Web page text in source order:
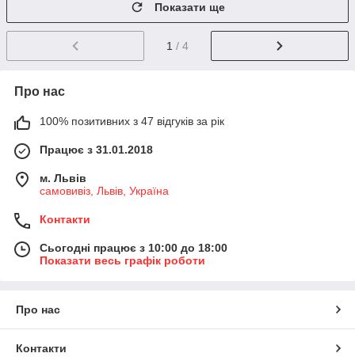
Показати ще
1 / 4
Про нас
100% позитивних з 47 відгуків за рік
Працює з 31.01.2018
м. Львів
самовивіз, Львів, Україна
Контакти
Сьогодні працює з 10:00 до 18:00
Показати весь графік роботи
Про нас
Контакти